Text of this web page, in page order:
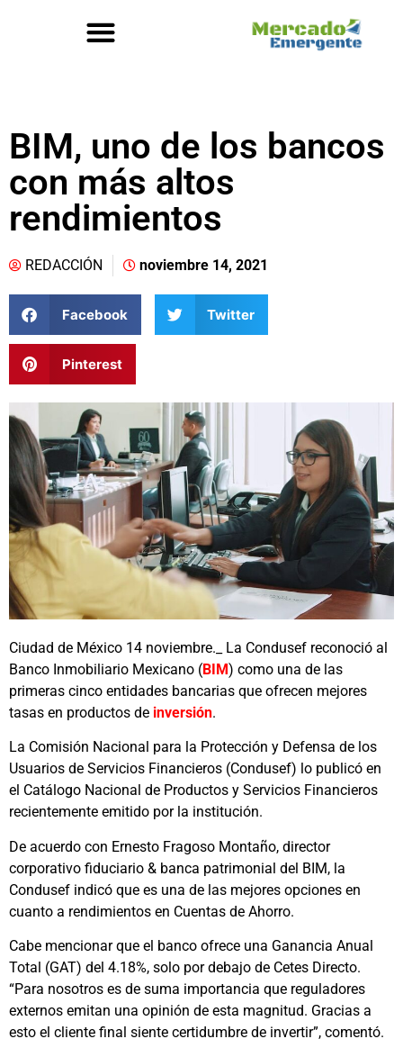
BIM, uno de los bancos
con más altos
rendimientos
REDACCIÓN noviembre 14, 2021
Facebook Twitter
Pinterest
Ciudad de México 14 noviembre._ La Condusef reconoció al
Banco Inmobiliario Mexicano (BIM) como una de las
primeras cinco entidades bancarias que ofrecen mejores
tasas en productos de inversión.
La Comisión Nacional para la Protección y Defensa de los
Usuarios de Servicios Financieros (Condusef) lo publicó en
el Catálogo Nacional de Productos y Servicios Financieros
recientemente emitido por la institución.
De acuerdo con Ernesto Fragoso Montaño, director
corporativo fiduciario & banca patrimonial del BIM, la
Condusef indicó que es una de las mejores opciones en
cuanto a rendimientos en Cuentas de Ahorro.
Cabe mencionar que el banco ofrece una Ganancia Anual
Total (GAT) del 4.18%, solo por debajo de Cetes Directo.
“Para nosotros es de suma importancia que reguladores
externos emitan una opinión de esta magnitud. Gracias a
esto el cliente final siente certidumbre de invertir”, comentó.